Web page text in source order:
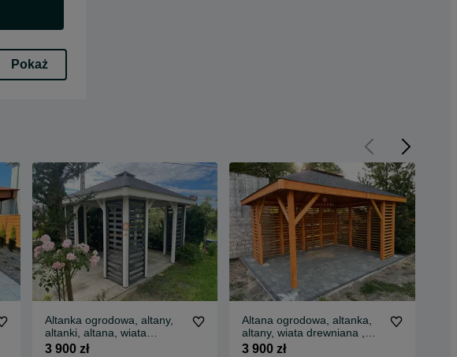
Pokaż
Altanka ogrodowa, altany,
altanki, altana, wiata
drewniana,Drewnol 3x4
3 900 zł
Altana ogrodowa, altanka,
altany, wiata drewniana ,
domek ogrodowy 3x3
3 900 zł